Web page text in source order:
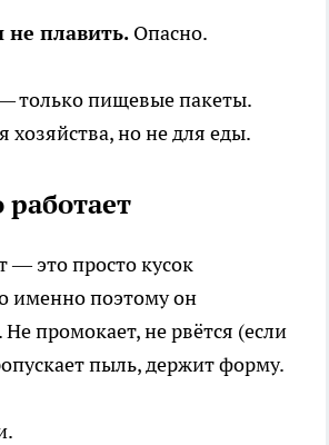
не плавить. Опасно.
только пищевые пакеты.
но не для еды.
— это просто кусок
именно поэтому он
промокает, не рвётся (если
пыль, держит форму.